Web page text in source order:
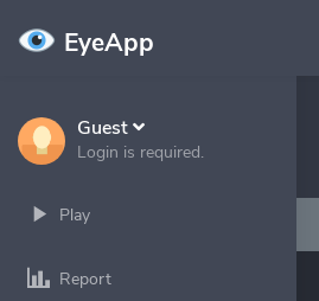
EyeApp
Guest
Login is required.
Play
Report